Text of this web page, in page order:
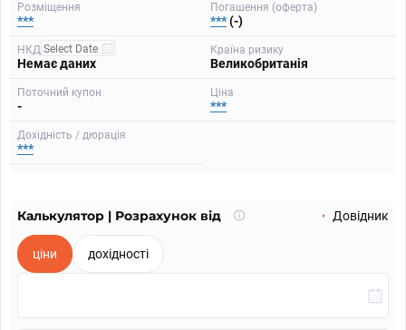
Розміщення
***
Погашення (оферта)
***(-)
НКД
Немає даних
Країна ризику
Великобританія
Поточний купон
-
Ціна
***
Дохідність / дюрація
***
Калькулятор | Розрахунок від
Що
Довідник
ціни дохідності